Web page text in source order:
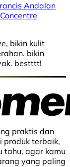
Andalan
bikin kulit
bikin
bestttt!
praktis dan
produk terbaik,
tahu, agar kamu
yang paling